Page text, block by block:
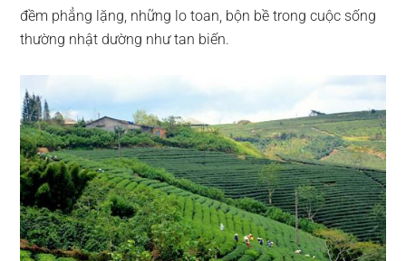
đềm phẳng lặng, những lo toan, bộn bề trong cuộc sống
thường nhật dường như tan biến.